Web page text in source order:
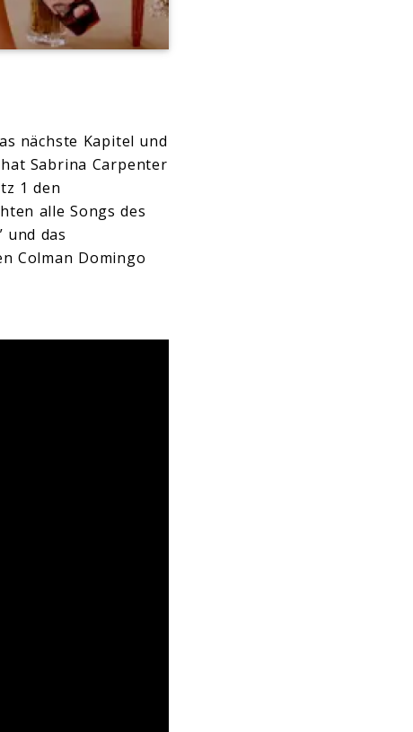
nächste Kapitel und
Sabrina Carpenter
1 den
alle Songs des
und das
Colman Domingo